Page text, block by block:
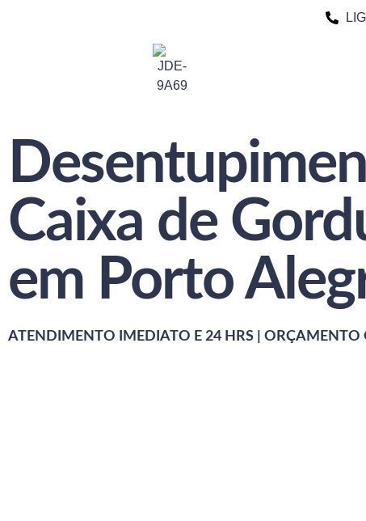
Caixa de
em Porto
ATENDIMENTO IMEDIATO E 24 HRS | ORÇAMENTO